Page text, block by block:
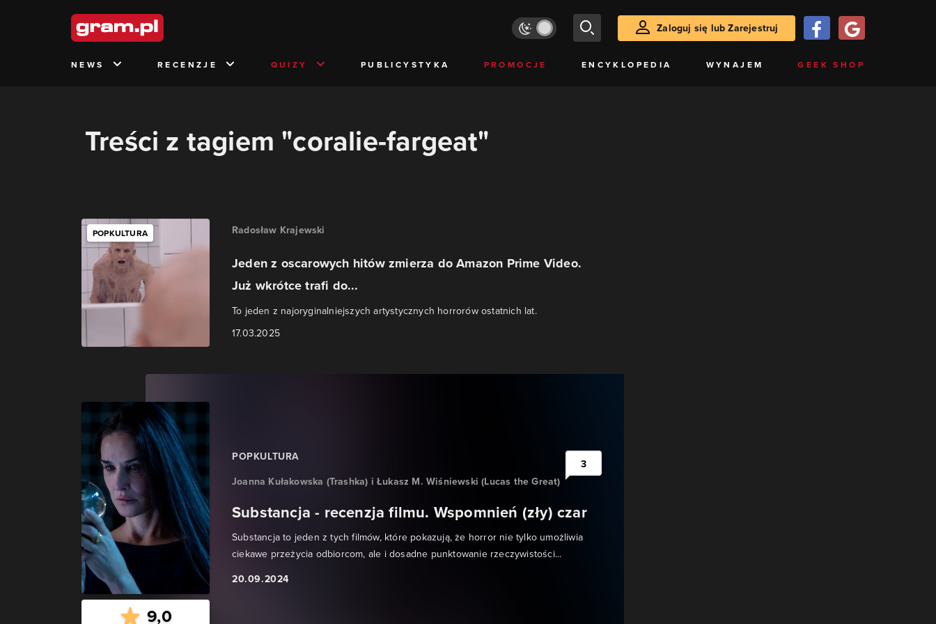
Zaloguj się lub Zarejestruj
NEWS RECENZJE QUIZY PUBLICYSTYKA PROMOCJE ENCYKLOPEDIA WYNAJEM GEEK SHOP
Treści z tagiem "coralie-fargeat"
POPKULTURA Radosław Krajewski
Jeden z oscarowych hitów zmierza do Amazon Prime Video.
Już wkrótce trafi do...
To jeden z najoryginalniejszych artystycznych horrorów ostatnich lat.
17.03.2025
9,0
POPKULTURA
Joanna Kułakowska (Trashka) i Łukasz M. Wiśniewski (Lucas the Great)
Substancja - recenzja filmu. Wspomnień (zły) czar
Substancja to jeden z tych filmów, które pokazują, że horror nie tylko umożliwia
ciekawe przeżycia odbiorcom, ale i dosadne punktowanie rzeczywistości...
20.09.2024
3